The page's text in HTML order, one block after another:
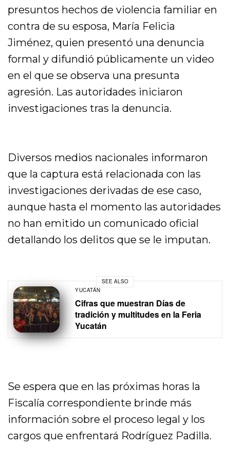
presuntos hechos de violencia familiar en
contra de su esposa, María Felicia
Jiménez, quien presentó una denuncia
formal y difundió públicamente un video
en el que se observa una presunta
agresión. Las autoridades iniciaron
investigaciones tras la denuncia.
Diversos medios nacionales informaron
que la captura está relacionada con las
investigaciones derivadas de ese caso,
aunque hasta el momento las autoridades
no han emitido un comunicado oficial
detallando los delitos que se le imputan.
SEE ALSO
YUCATÁN
Cifras que muestran Días de
tradición y multitudes en la Feria
Yucatán
Se espera que en las próximas horas la
Fiscalía correspondiente brinde más
información sobre el proceso legal y los
cargos que enfrentará Rodríguez Padilla.